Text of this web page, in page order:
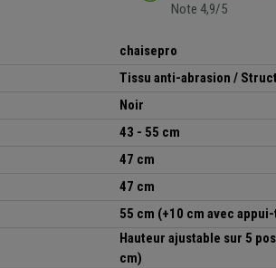
Note 4,9/5
chaisepro
Tissu anti-abrasion /
Noir
43 - 55 cm
47 cm
47 cm
55 cm (+10 cm avec
Hauteur ajustable sur 5
cm)